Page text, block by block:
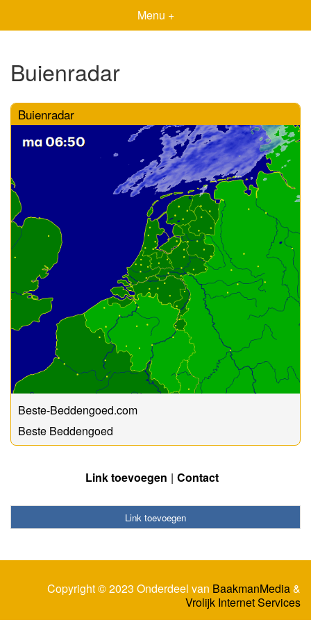
Menu +
Buienradar
Buienradar
Beste-Beddengoed.com
Beste Beddengoed
Link toevoegen Contact
Link toevoegen
Copyright © 2023 Onderdeel van BaakmanMedia&
Vrolijk Internet Services